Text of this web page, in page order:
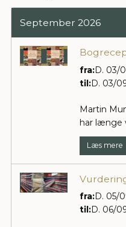
September 2026
fra:D. 03/
til:D. 03/
Martin
har længe
Læs mere
fra:D. 05/
til:D. 06/